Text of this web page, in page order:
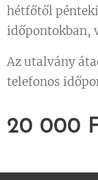
hétfőtől
időpontokban,
Az utalvány
telefonos
20 000